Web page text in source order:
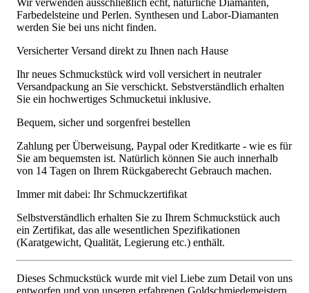
Farbedelsteine und Perlen. Synthesen und Labor-Diamanten
werden Sie bei uns nicht finden.
Versicherter Versand direkt zu Ihnen nach Hause
Ihr neues Schmuckstück wird voll versichert in neutraler
Versandpackung an Sie verschickt. Sebstverständlich erhalten
Sie ein hochwertiges Schmucketui inklusive.
Bequem, sicher und sorgenfrei bestellen
Zahlung per Überweisung, Paypal oder Kreditkarte - wie es für
Sie am bequemsten ist. Natürlich können Sie auch innerhalb
von 14 Tagen on Ihrem Rückgaberecht Gebrauch machen.
Immer mit dabei: Ihr Schmuckzertifikat
Selbstverständlich erhalten Sie zu Ihrem Schmuckstück auch
ein Zertifikat, das alle wesentlichen Spezifikationen
(Karatgewicht, Qualität, Legierung etc.) enthält.
Dieses Schmuckstück wurde mit viel Liebe zum Detail von uns
entworfen und von unseren erfahrenen Goldschmiedemeistern